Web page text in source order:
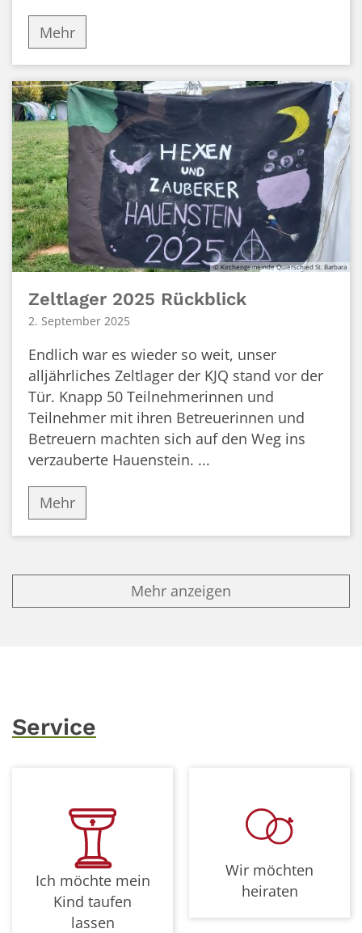
Mehr
© Kirchengemeinde Quierschied St. Barbara
Zeltlager 2025 Rückblick
2. September 2025
Endlich war es wieder so weit, unser
alljährliches Zeltlager der KJQ stand vor der
Tür. Knapp 50 Teilnehmerinnen und
Teilnehmer mit ihren Betreuerinnen und
Betreuern machten sich auf den Weg ins
verzauberte Hauenstein. ...
Mehr
Mehr anzeigen
Service
Ich möchte mein
Kind taufen
lassen
Wir möchten
heiraten